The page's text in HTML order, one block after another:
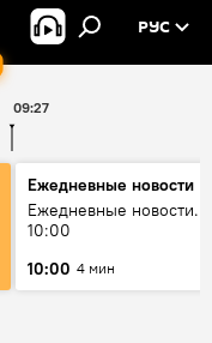
РУС
09:27
Ежедневные новости
Ежедневные новости.
10:00
10:00 4 мин